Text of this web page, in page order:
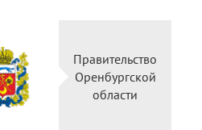
Правительство
Оренбургской
области